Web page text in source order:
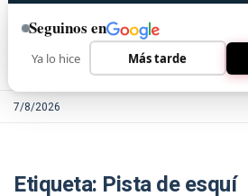
7/8/2026
Etiqueta: Pista de esquí
Seguinos en
Ya lo hice Más tarde